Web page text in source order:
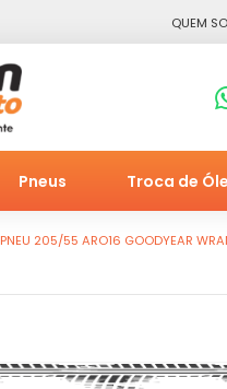
QUEM
Pneus Troca de
PNEU 205/55 ARO16 GOODYEAR